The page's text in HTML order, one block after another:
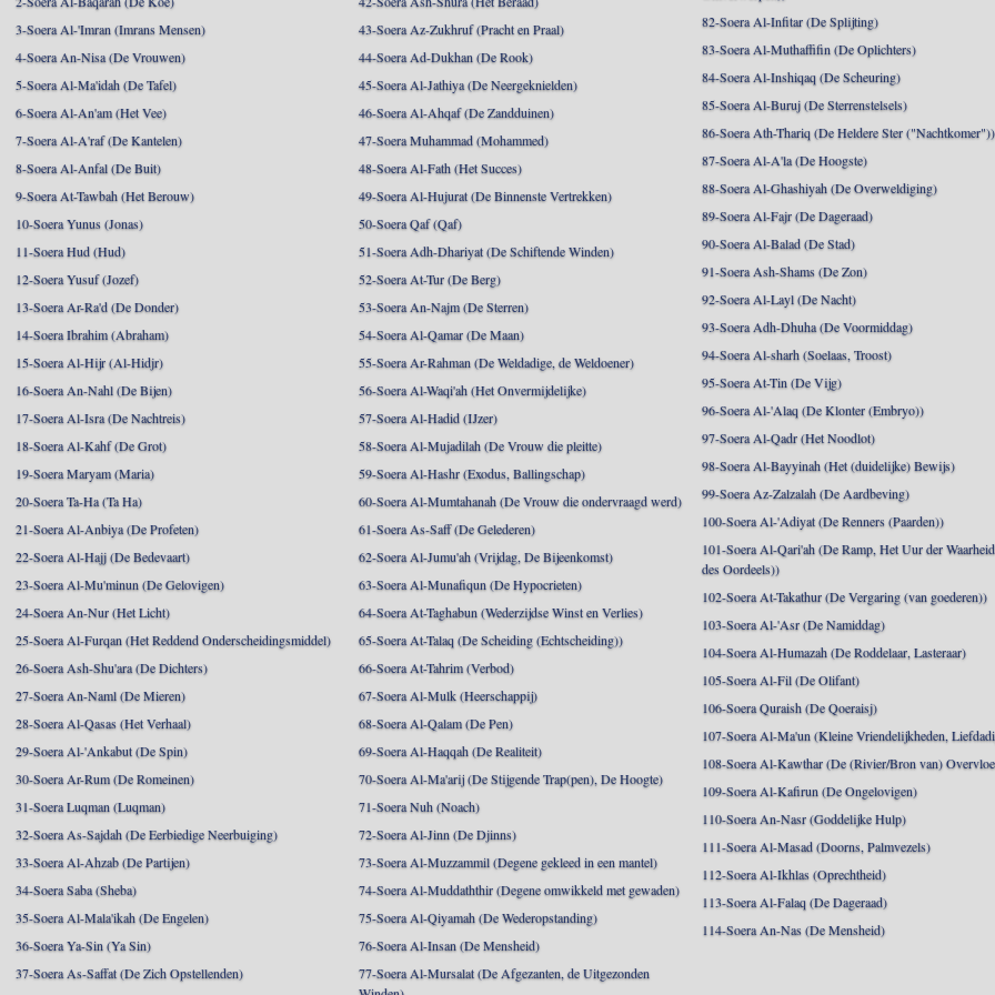
3-Soera Al-'Imran (Imrans Mensen)
4-Soera An-Nisa (De Vrouwen)
5-Soera Al-Ma'idah (De Tafel)
6-Soera Al-An'am (Het Vee)
7-Soera Al-A'raf (De Kantelen)
8-Soera Al-Anfal (De Buit)
9-Soera At-Tawbah (Het Berouw)
10-Soera Yunus (Jonas)
11-Soera Hud (Hud)
12-Soera Yusuf (Jozef)
13-Soera Ar-Ra'd (De Donder)
14-Soera Ibrahim (Abraham)
15-Soera Al-Hijr (Al-Hidjr)
16-Soera An-Nahl (De Bijen)
17-Soera Al-Isra (De Nachtreis)
18-Soera Al-Kahf (De Grot)
19-Soera Maryam (Maria)
20-Soera Ta-Ha (Ta Ha)
21-Soera Al-Anbiya (De Profeten)
22-Soera Al-Hajj (De Bedevaart)
23-Soera Al-Mu'minun (De Gelovigen)
24-Soera An-Nur (Het Licht)
25-Soera Al-Furqan (Het Reddend Onderscheidingsmiddel)
26-Soera Ash-Shu'ara (De Dichters)
27-Soera An-Naml (De Mieren)
28-Soera Al-Qasas (Het Verhaal)
29-Soera Al-'Ankabut (De Spin)
30-Soera Ar-Rum (De Romeinen)
31-Soera Luqman (Luqman)
32-Soera As-Sajdah (De Eerbiedige Neerbuiging)
33-Soera Al-Ahzab (De Partijen)
34-Soera Saba (Sheba)
35-Soera Al-Mala'ikah (De Engelen)
36-Soera Ya-Sin (Ya Sin)
37-Soera As-Saffat (De Zich Opstellenden)
43-Soera Az-Zukhruf (Pracht en Praal)
44-Soera Ad-Dukhan (De Rook)
45-Soera Al-Jathiya (De Neergeknielden)
46-Soera Al-Ahqaf (De Zandduinen)
47-Soera Muhammad (Mohammed)
48-Soera Al-Fath (Het Succes)
49-Soera Al-Hujurat (De Binnenste Vertrekken)
50-Soera Qaf (Qaf)
51-Soera Adh-Dhariyat (De Schiftende Winden)
52-Soera At-Tur (De Berg)
53-Soera An-Najm (De Sterren)
54-Soera Al-Qamar (De Maan)
55-Soera Ar-Rahman (De Weldadige, de Weldoener)
56-Soera Al-Waqi'ah (Het Onvermijdelijke)
57-Soera Al-Hadid (IJzer)
58-Soera Al-Mujadilah (De Vrouw die pleitte)
59-Soera Al-Hashr (Exodus, Ballingschap)
60-Soera Al-Mumtahanah (De Vrouw die ondervraagd werd)
61-Soera As-Saff (De Gelederen)
62-Soera Al-Jumu'ah (Vrijdag, De Bijeenkomst)
63-Soera Al-Munafiqun (De Hypocrieten)
64-Soera At-Taghabun (Wederzijdse Winst en Verlies)
65-Soera At-Talaq (De Scheiding (Echtscheiding))
66-Soera At-Tahrim (Verbod)
67-Soera Al-Mulk (Heerschappij)
68-Soera Al-Qalam (De Pen)
69-Soera Al-Haqqah (De Realiteit)
70-Soera Al-Ma'arij (De Stijgende Trap(pen), De Hoogte)
71-Soera Nuh (Noach)
72-Soera Al-Jinn (De Djinns)
73-Soera Al-Muzzammil (Degene gekleed in een mantel)
74-Soera Al-Muddaththir (Degene omwikkeld met gewaden)
75-Soera Al-Qiyamah (De Wederopstanding)
76-Soera Al-Insan (De Mensheid)
77-Soera Al-Mursalat (De Afgezanten, de Uitgezonden
82-Soera Al-Infitar (De Splijting)
83-Soera Al-Muthaffifin (De Oplichters)
84-Soera Al-Inshiqaq (De Scheuring)
85-Soera Al-Buruj (De Sterrenstelsels)
86-Soera Ath-Thariq (De Heldere Ster ("Nachtkomer"))
87-Soera Al-A'la (De Hoogste)
88-Soera Al-Ghashiyah (De Overweldiging)
89-Soera Al-Fajr (De Dageraad)
90-Soera Al-Balad (De Stad)
91-Soera Ash-Shams (De Zon)
92-Soera Al-Layl (De Nacht)
93-Soera Adh-Dhuha (De Voormiddag)
94-Soera Al-sharh (Soelaas, Troost)
95-Soera At-Tin (De Vijg)
96-Soera Al-'Alaq (De Klonter (Embryo))
97-Soera Al-Qadr (Het Noodlot)
98-Soera Al-Bayyinah (Het (duidelijke) Bewijs)
99-Soera Az-Zalzalah (De Aardbeving)
100-Soera Al-'Adiyat (De Renners (Paarden))
101-Soera Al-Qari'ah (De Ramp, Het Uur der
des Oordeels))
102-Soera At-Takathur (De Vergaring (van goederen))
103-Soera Al-'Asr (De Namiddag)
104-Soera Al-Humazah (De Roddelaar, Lasteraar)
105-Soera Al-Fil (De Olifant)
106-Soera Quraish (De Qoeraisj)
107-Soera Al-Ma'un (Kleine Vriendelijkheden,
108-Soera Al-Kawthar (De (Rivier/Bron van)
109-Soera Al-Kafirun (De Ongelovigen)
110-Soera An-Nasr (Goddelijke Hulp)
111-Soera Al-Masad (Doorns, Palmvezels)
112-Soera Al-Ikhlas (Oprechtheid)
113-Soera Al-Falaq (De Dageraad)
114-Soera An-Nas (De Mensheid)